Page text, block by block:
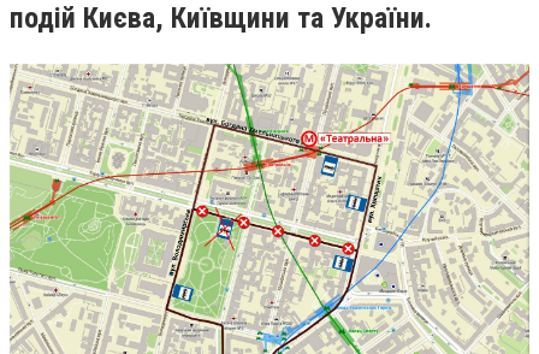
подій Києва, Київщини та України.